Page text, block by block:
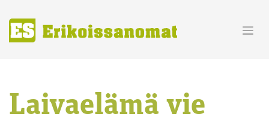
content
Laivaelämä vie